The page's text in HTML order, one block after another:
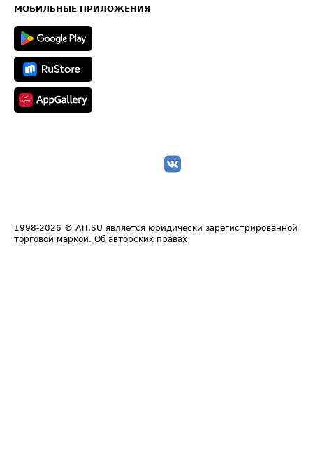
Техническая информация
МОБИЛЬНЫЕ ПРИЛОЖЕНИЯ
1998-2026 © ATI.SU является юридически зарегистрированной
торговой маркой. Об авторских правах